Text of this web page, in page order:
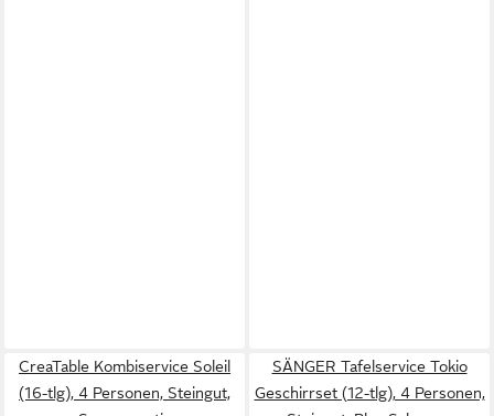
CreaTable Kombiservice Soleil
(16-tlg), 4 Personen, Steingut,
SÄNGER Tafelservice Tokio
Geschirrset (12-tlg), 4 Personen,